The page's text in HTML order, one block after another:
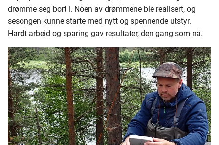
Olive Upright
Red Quill Halford
Verre Enn Minken
100 - 119
120 - 139
140 - 159
160 - 179
180 - 199
200 - 219
Jay Wings
Oterfluer - 701-716
Oterfluer - 717-732
Oterfluer - 733-742
Makrel & Sei
Tiger Ross
Håvard Vistnes
Jan Håvard Krohn
Kim Erik Larsen
Marit Kronen
Olaf Olsen
Per Erik Fosheim
Vak
drømme seg bort i. Noen av drømmene ble realisert, og
sesongen kunne starte med nytt og spennende utstyr.
Hardt arbeid og sparing gav resultater, den gang som nå.